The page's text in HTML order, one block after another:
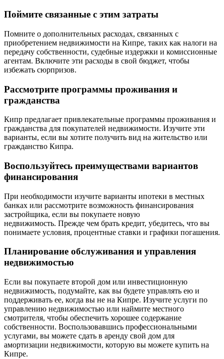
Поймите связанные с этим затраты
Помните о дополнительных расходах, связанных с
приобретением недвижимости на Кипре, таких как налоги на
передачу собственности, судебные издержки и комиссионные
агентам. Включите эти расходы в свой бюджет, чтобы
избежать сюрпризов.
Рассмотрите программы проживания и
гражданства
Кипр предлагает привлекательные программы проживания и
гражданства для покупателей недвижимости. Изучите эти
варианты, если вы хотите получить вид на жительство или
гражданство Кипра.
Воспользуйтесь преимуществами вариантов
финансирования
При необходимости изучите варианты ипотеки в местных
банках или рассмотрите возможность финансирования
застройщика, если вы покупаете новую
недвижимость. Прежде чем брать кредит, убедитесь, что вы
понимаете условия, процентные ставки и графики погашения.
Планирование обслуживания и управления
недвижимостью
Если вы покупаете второй дом или инвестиционную
недвижимость, подумайте, как вы будете управлять ею и
поддерживать ее, когда вы не на Кипре. Изучите услуги по
управлению недвижимостью или наймите местного
смотрителя, чтобы обеспечить хорошее содержание
собственности. Воспользовавшись профессиональными
услугами, вы можете сдать в аренду свой дом для
амортизации недвижимости, которую вы можете купить на
Кипре.